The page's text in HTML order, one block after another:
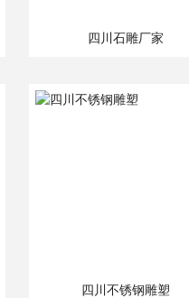
四川石雕厂家
四川不锈钢雕塑